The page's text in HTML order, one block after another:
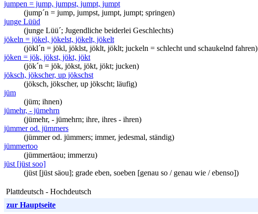
jumpen = jump, jumpst, jumpt, jumpt
(jump´n = jump, jumpst, jumpt, jumpt; springen)
junge Lüüd
(junge Lüü´; Jugendliche beiderlei Geschlechts)
jökeln = jökel, jökelst, jökelt, jökelt
(jökl´n = jökl, jöklst, jöklt, jöklt; juckeln = schlecht und schaukelnd fahren)
jöken = jök, jökst, jökt, jökt
(jök´n = jök, jökst, jökt, jökt; jucken)
jöksch, jökscher, up jökschst
(jöksch, jökscher, up jökscht; läufig)
jüm
(jüm; ihnen)
jümehr, - jümehrn
(jümehr, - jümehrn; ihre, ihres - ihren)
jümmer od. jümmers
(jümmer od. jümmers; immer, jedesmal, ständig)
jümmertoo
(jümmertäou; immerzu)
jüst [jüst soo]
(jüst [jüst säou]; grade eben, soeben [genau so / genau wie / ebenso])
Plattdeutsch - Hochdeutsch
zur Hauptseite